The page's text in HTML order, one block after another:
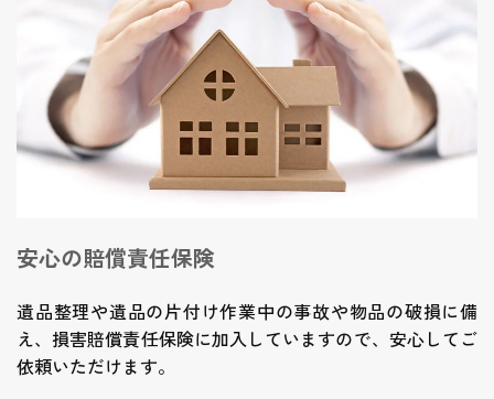
安心の賠償責任保険
遺品整理や遺品の片付け作業中の事故や物品の破損に備
え、損害賠償責任保険に加入していますので、安心してご
依頼いただけます。